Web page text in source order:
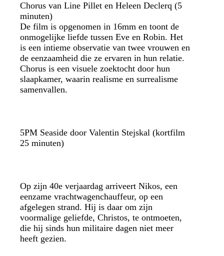
Chorus van Line Pillet en Heleen Declerq (5
minuten)
De film is opgenomen in 16mm en toont de
onmogelijke liefde tussen Eve en Robin. Het
is een intieme observatie van twee vrouwen en
de eenzaamheid die ze ervaren in hun relatie.
Chorus is een visuele zoektocht door hun
slaapkamer, waarin realisme en surrealisme
samenvallen.
5PM Seaside door Valentin Stejskal (kortfilm
25 minuten)
Op zijn 40e verjaardag arriveert Nikos, een
eenzame vrachtwagenchauffeur, op een
afgelegen strand. Hij is daar om zijn
voormalige geliefde, Christos, te ontmoeten,
die hij sinds hun militaire dagen niet meer
heeft gezien.